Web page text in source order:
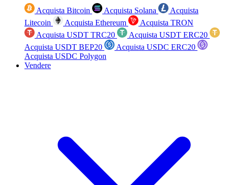
Acquista Bitcoin Acquista Solana
Acquista
Litecoin
Acquista Ethereum
Acquista TRON
Acquista USDT TRC20
Acquista USDT ERC20
Acquista USDT BEP20
Acquista USDC ERC20
Acquista USDC Polygon
Vendere